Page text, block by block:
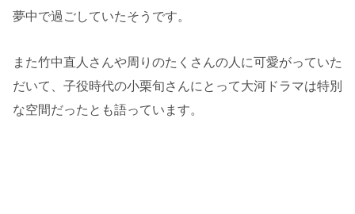
夢中で過ごしていたそうです。
また竹中直人さんや周りのたくさんの人に可愛がっていた
だいて、子役時代の小栗旬さんにとって大河ドラマは特別
な空間だったとも語っています。